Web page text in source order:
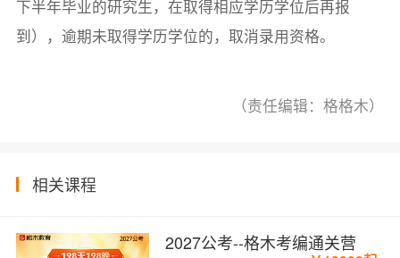
下半年毕业的研究生，在取得相应学历学位后再报
到），逾期未取得学历学位的，取消录用资格。
（责任编辑：格格木）
相关课程
2027公考--格木考编通关营